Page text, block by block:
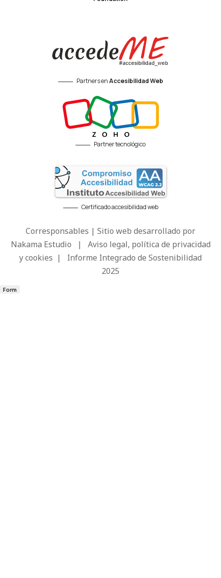
Partners enAccesibilidad Web
Partner tecnológico
Certificado accesibilidad web
Corresponsables | Sitio web desarrollado por
Nakama Estudio | Aviso legal, política de privacidad
y cookies | Informe Integrado de Sostenibilidad
2025
Form